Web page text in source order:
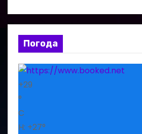
Погода
+29
°
C
H: +27°